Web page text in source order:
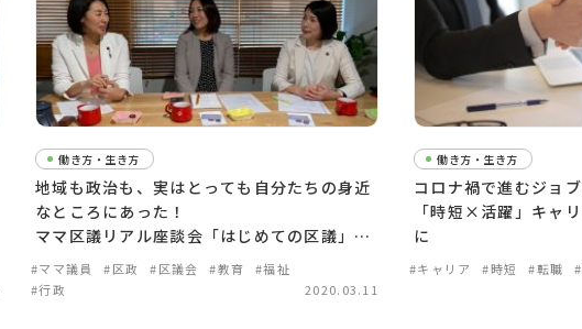
働き方・生き方
地域も政治も、実はとっても自分たちの身近
なところにあった！
ママ区議リアル座談会「はじめての区議」
【後編】
#ママ議員 #区政 #区議会 #教育
#福祉
#行政
2020.03.11
働き方・生き方
コロナ禍で進むジョ
「時短×活躍」キャ
に
#キャリア #時短 #転職